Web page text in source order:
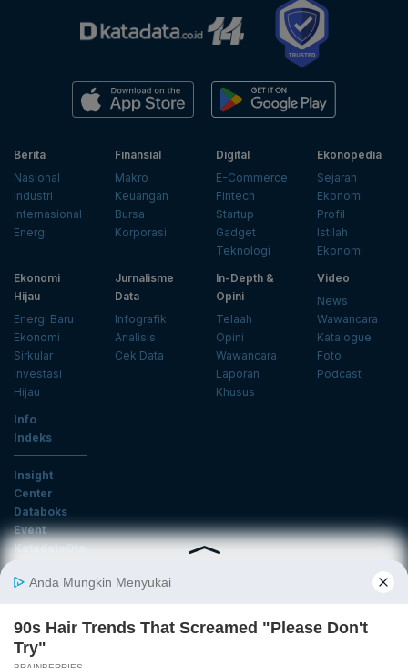
Berita
Nasional
Industri
Internasional
Energi
Finansial
Makro
Keuangan
Bursa
Korporasi
Digital
E-Commerce
Fintech
Startup
Gadget
Teknologi
Ekonopedia
Sejarah
Ekonomi
Profil
Istilah
Ekonomi
Ekonomi
Hijau
Energi Baru
Ekonomi
Sirkular
Investasi
Hijau
Jurnalisme
Data
Infografik
Analisis
Cek Data
In-Depth &
Opini
Telaah
Opini
Wawancara
Laporan
Khusus
Video
News
Wawancara
Katalogue
Foto
Podcast
Info
Indeks
Insight
Center
Databoks
Event
KatadataOto
Email
Daftar